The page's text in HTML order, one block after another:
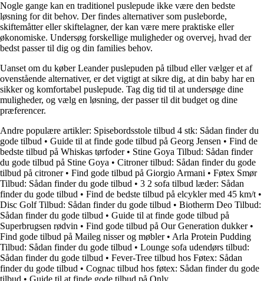
Nogle gange kan en traditionel puslepude ikke være den bedste
løsning for dit behov. Der findes alternativer som pusleborde,
skiftemåtter eller skiftelagner, der kan være mere praktiske eller
økonomiske. Undersøg forskellige muligheder og overvej, hvad der
bedst passer til dig og din families behov.
Uanset om du køber Leander puslepuden på tilbud eller vælger et af
ovenstående alternativer, er det vigtigt at sikre dig, at din baby har en
sikker og komfortabel puslepude. Tag dig tid til at undersøge dine
muligheder, og vælg en løsning, der passer til dit budget og dine
præferencer.
Andre populære artikler: Spisebordsstole tilbud 4 stk: Sådan finder du
gode tilbud • Guide til at finde gode tilbud på Georg Jensen • Find de
bedste tilbud på Whiskas tørfoder• Stine Goya Tilbud: Sådan finder
du gode tilbud på Stine Goya • Citroner tilbud: Sådan finder du gode
tilbud på citroner• Find gode tilbud på Giorgio Armani • Føtex Smør
Tilbud: Sådan finder du gode tilbud • 3 2 sofa tilbud læder: Sådan
finder du gode tilbud • Find de bedste tilbud på elcykler med 45 km/t •
Disc Golf Tilbud: Sådan finder du gode tilbud • Biotherm Deo Tilbud:
Sådan finder du gode tilbud • Guide til at finde gode tilbud på
Superbrugsen rødvin • Find gode tilbud på Our Generation dukker•
Find gode tilbud på Maileg nisser og møbler• Arla Protein Pudding
Tilbud: Sådan finder du gode tilbud • Lounge sofa udendørs tilbud:
Sådan finder du gode tilbud • Fever-Tree tilbud hos Føtex: Sådan
finder du gode tilbud • Cognac tilbud hos føtex: Sådan finder du gode